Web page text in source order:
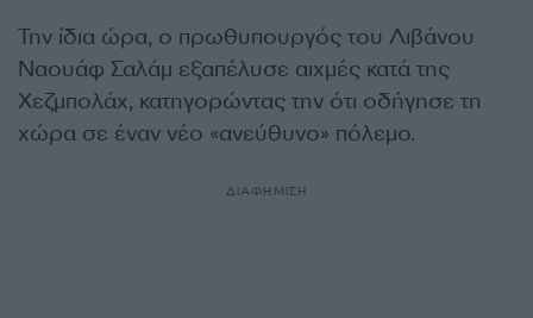
Την ίδια ώρα, ο πρωθυπουργός του Λιβάνου
Ναουάφ Σαλάμ εξαπέλυσε αιχμές κατά της
Χεζμπολάχ, κατηγορώντας την ότι οδήγησε τη
χώρα σε έναν νέο «ανεύθυνο» πόλεμο.
ΔΙΑΦΗΜΙΣΗ